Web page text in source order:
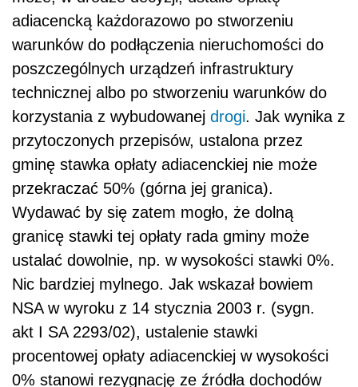
adiacencką każdorazowo po stworzeniu
warunków do podłączenia nieruchomości do
poszczególnych urządzeń infrastruktury
technicznej albo po stworzeniu warunków do
korzystania z wybudowanej drogi. Jak wynika z
przytoczonych przepisów, ustalona przez
gminę stawka opłaty adiacenckiej nie może
przekraczać 50% (górna jej granica).
Wydawać by się zatem mogło, że dolną
granicę stawki tej opłaty rada gminy może
ustalać dowolnie, np. w wysokości stawki 0%.
Nic bardziej mylnego. Jak wskazał bowiem
NSA w wyroku z 14 stycznia 2003 r. (sygn.
akt I SA 2293/02), ustalenie stawki
procentowej opłaty adiacenckiej w wysokości
0% stanowi rezygnację ze źródła dochodów